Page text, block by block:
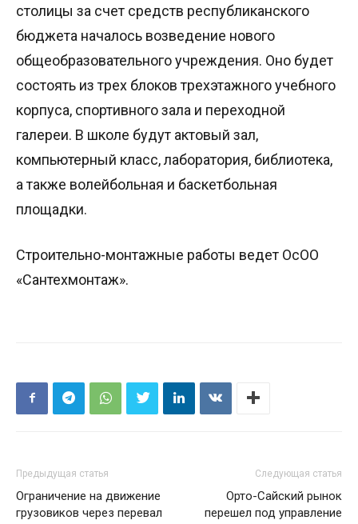
столицы за счет средств республиканского
бюджета началось возведение нового
общеобразовательного учреждения. Оно будет
состоять из трех блоков трехэтажного учебного
корпуса, спортивного зала и переходной
галереи. В школе будут актовый зал,
компьютерный класс, лаборатория, библиотека,
а также волейбольная и баскетбольная
площадки.
Строительно-монтажные работы ведет ОсОО
«Сантехмонтаж».
Предыдущая статья
Ограничение на движение
грузовиков через перевал
Следующая статья
Орто-Сайский рынок
перешел под управление